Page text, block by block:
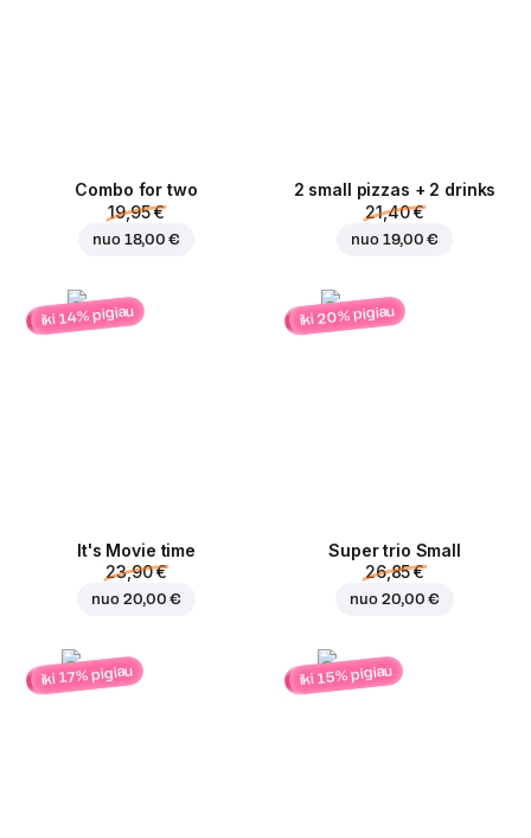
Combo for two
19,95 €
nuo 18,00 €
2 small pizzas + 2 drinks
21,40 €
nuo 19,00 €
iki 14% pigiau
It's Movie time
23,90 €
nuo 20,00 €
iki 20% pigiau
Super trio Small
26,85 €
nuo 20,00 €
iki 17% pigiau iki 15% pigiau